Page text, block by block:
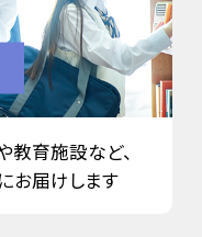
教育施設など、
お届けします